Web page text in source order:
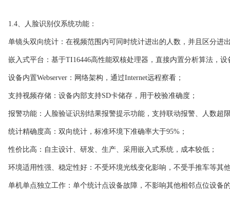
1.4、人脸识别仪系统功能：
单镜头双向统计：在视频范围内可同时统计进出的人数，并且区分进
嵌入式平台：基于TI16446高性能双核处理器，直接内置分析算法，设
设备内置Webserver：网络架构，通过Internet远程察看；
支持视频存储：设备内部支持SD卡储存，用于校验准确度；
报警功能：人脸验证识别结果报警提示功能，支持联动报警、人数超
统计精确度高：双向统计，标准环境下准确率大于95%；
性价比高：自主设计、研发、生产、采用嵌入式系统，成本较低；
环境适用性强、稳定性好：不受环境光线变化影响，不受手推车等其
单机单点独立工作：单个统计点设备故障，不影响其他相邻点位设备